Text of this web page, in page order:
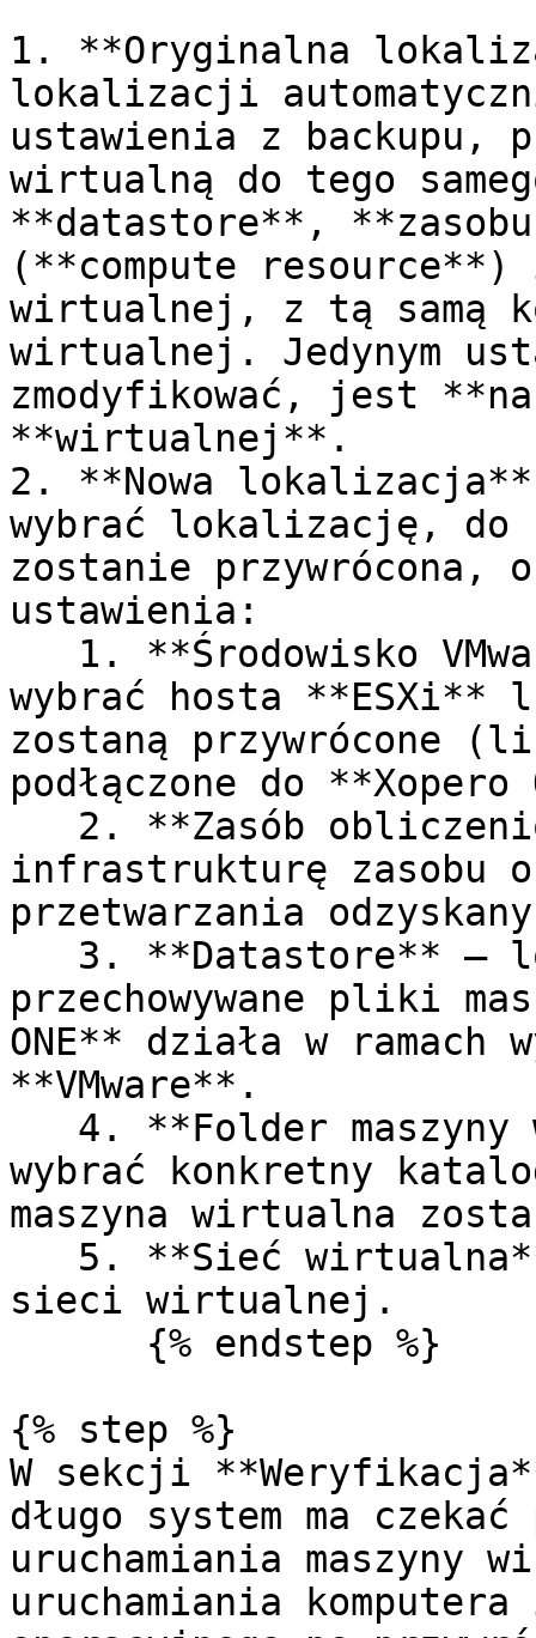
1. **Oryginalna
lokalizacji
ustawienia z backupu,
wirtualną do tego
**datastore**,
(**compute
wirtualnej, z tą samą
wirtualnej. Jedynym
zmodyfikować, jest
**wirtualnej**.
2. **Nowa
wybrać lokalizację, do
zostanie przywrócona,
ustawienia:
wybrać hosta **ESXi**
zostaną przywrócone
podłączone do **Xopero
infrastrukturę zasobu
przetwarzania
przechowywane pliki
ONE** działa w ramach
**VMware**.
wybrać konkretny
maszyna wirtualna
sieci wirtualnej.
{% step %}
W sekcji
długo system ma
uruchamiania maszyny
uruchamiania